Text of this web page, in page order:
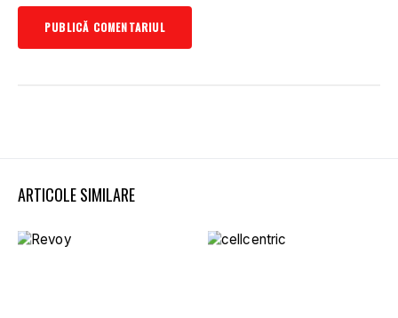
ARTICOLE SIMILARE